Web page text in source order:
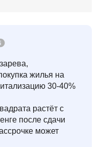
жилья на
30-40%
растёт с
после сдачи
может